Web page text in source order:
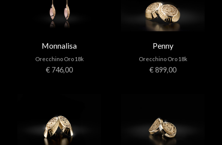
Monnalisa
Orecchino Oro 18k
€ 746,00
Penny
Orecchino Oro 18k
€ 899,00